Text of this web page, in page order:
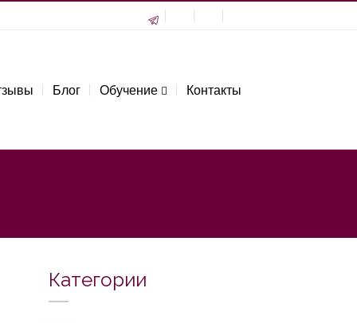
Блог Обучение Контакты
Категории